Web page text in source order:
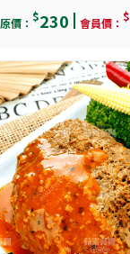
原價： $230 會員價： $